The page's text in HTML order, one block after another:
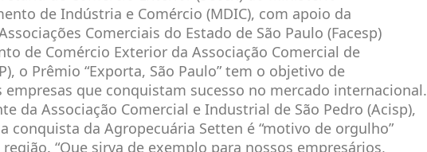
de Indústria e Comércio (MDIC), com apoio da
Comerciais do Estado de São Paulo (Facesp)
de Comércio Exterior da Associação Comercial de
o Prêmio “Exporta, São Paulo” tem o objetivo de
empresas que conquistam sucesso no mercado internacional.
da Associação Comercial e Industrial de São Pedro (Acisp),
conquista da Agropecuária Setten é “motivo de orgulho”
“Que sirva de exemplo para nossos empresários,